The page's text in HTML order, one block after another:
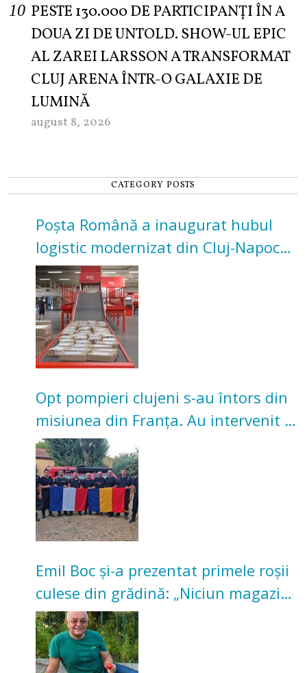
PESTE 130.000 DE PARTICIPANȚI ÎN A
DOUA ZI DE UNTOLD. SHOW-UL EPIC
AL ZAREI LARSSON A TRANSFORMAT
CLUJ ARENA ÎNTR-O GALAXIE DE
LUMINĂ
august 8, 2026
CATEGORY POSTS
Poșta Română a inaugurat hubul
logistic modernizat din Cluj-Napoca.
Investiție de 3 milioane de euro
Opt pompieri clujeni s-au întors din
misiunea din Franța. Au intervenit la
incendii de vegetație și pădure
Emil Boc și-a prezentat primele roșii
culese din grădină: „Niciun magazin
nu poate oferi această satisfacție”